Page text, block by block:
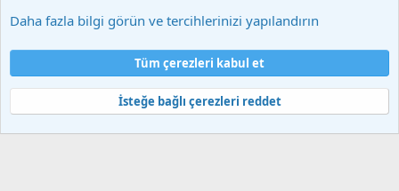
Şartlar ve kurallar
Gizlilik politikası
Yardım
Ana sayfa
S
S
Community platform by XenForo® © 2010-2025 XenForo Ltd.
Daha fazla bilgi görün ve tercihlerinizi yapılandırın
Tüm çerezleri kabul et
İsteğe bağlı çerezleri reddet